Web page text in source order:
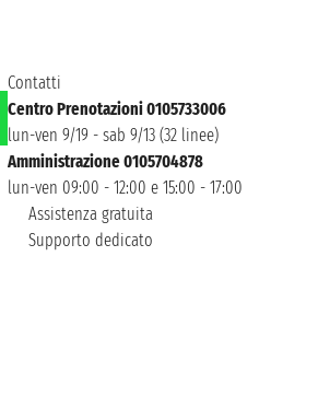
Contatti
Centro Prenotazioni 0105733006
lun-ven 9/19 - sab 9/13 (32 linee)
Amministrazione 0105704878
lun-ven 09:00 - 12:00 e 15:00 - 17:00
Assistenza gratuita
Supporto dedicato